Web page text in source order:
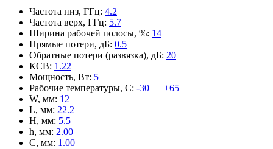
Частота низ, ГГц: 4.2
Частота верх, ГГц: 5.7
Ширина рабочей полосы, %: 14
Прямые потери, дБ: 0.5
Обратные потери (развязка), дБ: 20
КСВ: 1.22
Мощность, Вт: 5
Рабочие температуры, С: -30 — +65
W, мм: 12
L, мм: 22.2
H, мм: 5.5
h, мм: 2.00
C, мм: 1.00